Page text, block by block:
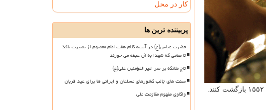
کار در محل
پربیننده ترین ها
حضرت عباس(ع) در آیینه کلام هفت امام معصوم از بصیرت نافذ
تا مقامی که شهدا به آن غبطه می خورند
تاج ملائکه بر سر امیرالمؤمنین علی(ع)
سنت های جالب کشورهای مسلمان و ایرانی ها برای عید قربان
واکاوی مفهوم مقاومت ملی